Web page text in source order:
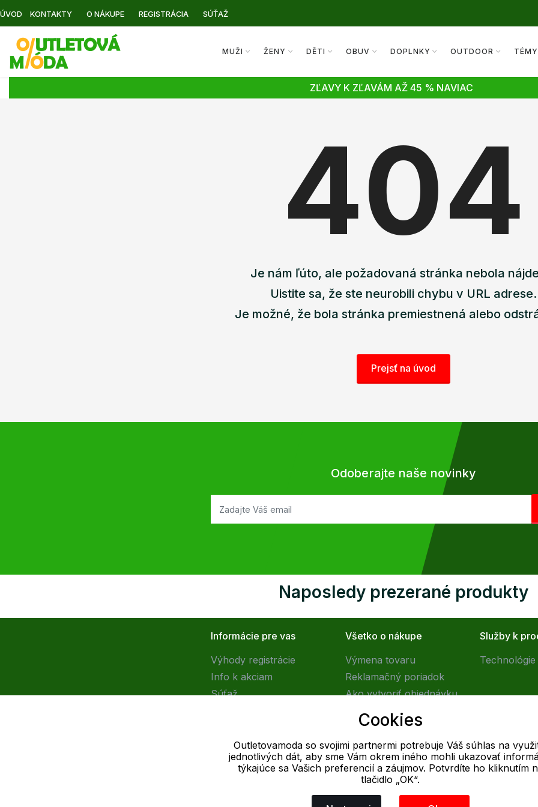
ÚVOD KONTAKTY O NÁKUPE REGISTRÁCIA SÚŤAŽ
MUŽI ŽENY DĚTI OBUV DOPLNKY OUTDOOR TÉMY
ZĽAVY K ZĽAVÁM AŽ 45 % NAVIAC
404
Je nám ľúto, ale požadovaná stránka nebola
Uistite sa, že ste neurobili chybu v URL adrese.
Je možné, že bola stránka premiestnená alebo
Prejsť na úvod
Odoberajte naše novinky
Naposledy prezerané produkty
Informácie pre vas
Výhody registrácie
Info k akciam
Súťaž
Všetko o nákupe
Výmena tovaru
Reklamačný poriadok
Ako vytvoriť objednávku
Obchodné podmienky
Doprava
Služby k
E-mail
Online
info@outletovamoda.sk
Cookies
Outletovamoda so svojimi partnermi potrebuje Váš súhlas na
jednotlivých dát, aby sme Vám okrem iného mohli ukazovať
týkajúce sa Vašich preferencií a záujmov. Potvrdíte ho kliknutím
tlačidlo „OK“.